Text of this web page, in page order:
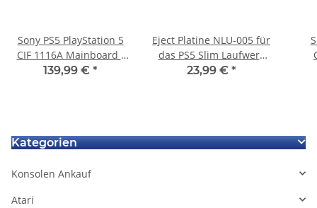
Sony PS5 PlayStation 5
CIF 1116A Mainboard /
Motherboard EDM-020
139,99 € *
Eject Platine NLU-005 für
das PS5 Slim Laufwerk
CFI-ZDD1 EDM-040
23,99 € *
Kategorien
Konsolen Ankauf
Atari